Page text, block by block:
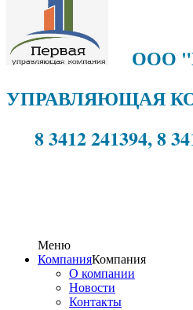
ООО
УПРАВЛЯЮЩАЯ
8 3412 241394, 8
Меню
КомпанияКомпания
О компании
Новости
Контакты